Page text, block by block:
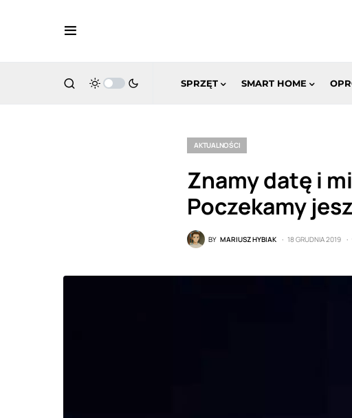
SPRZĘT SMART HOME
AKTUALNOŚCI
Znamy datę i
Poczekamy
BY MARIUSZ HYBIAK 18 GRUDNIA 2019